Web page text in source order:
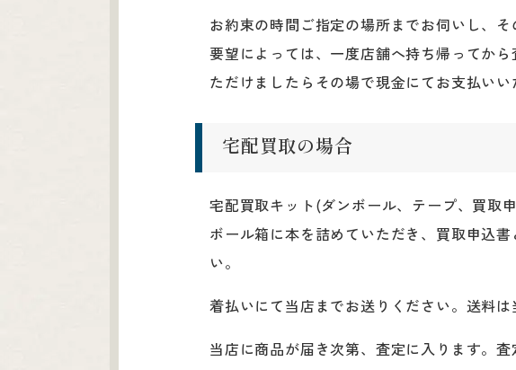
お約束の時間ご指定の場所までお伺いし、
要望によっては、一度店舗へ持ち帰ってか
ただけましたらその場で現金にてお支払いい
宅配買取の場合
宅配買取キット(ダンボール、テープ、買取
ボール箱に本を詰めていただき、買取申込
い。
着払いにて当店までお送りください。送料は
当店に商品が届き次第、査定に入ります。